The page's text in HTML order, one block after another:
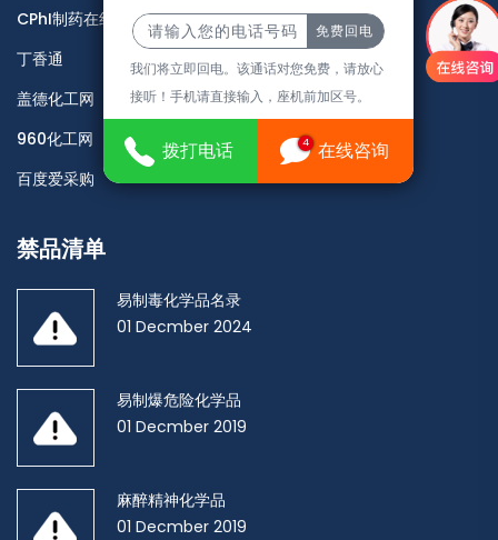
我们将立即回电。该通话对您免费，请放心
接听！手机请直接输入，座机前加区号。
拨打电话 4 在线咨询
CPhI制药在线
丁香通
盖德化工网
960化工网
百度爱采购
禁品清单
易制毒化学品名录
01 Decmber 2024
易制爆危险化学品
01 Decmber 2019
麻醉精神化学品
01 Decmber 2019